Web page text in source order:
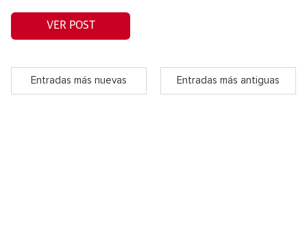
VER POST
Entradas más nuevas Entradas más antiguas